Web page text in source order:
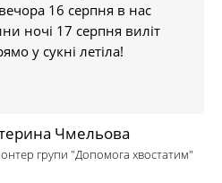
16 серпня в нас
ночі 17 серпня виліт
у сукні летіла!
Чмельова
групи "Допомога хвостатим"